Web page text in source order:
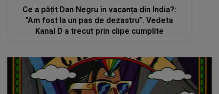
Ce a pățit Dan Negru în vacanța din India?:
"Am fost la un pas de dezastru”. Vedeta
Kanal D a trecut prin clipe cumplite